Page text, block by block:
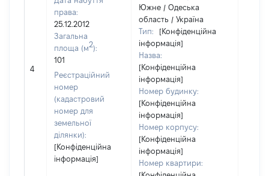
4
права:
25.12.2012
Загальна
площа (м2):
101
Реєстраційний
номер
(кадастровий
номер для
земельної
ділянки):
[Конфіденційна
інформація]
Южне / Одеська
область / Україна
Тип:
[Конфіденційна
інформація]
Назва:
[Конфіденційна
інформація]
Номер будинку:
[Конфіденційна
інформація]
Номер корпусу:
[Конфіденційна
інформація]
Номер квартири: